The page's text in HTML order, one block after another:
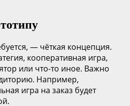
— чёткая концепция.
кооперативная игра,
или что-то иное. Важно
Например,
игра на заказ будет